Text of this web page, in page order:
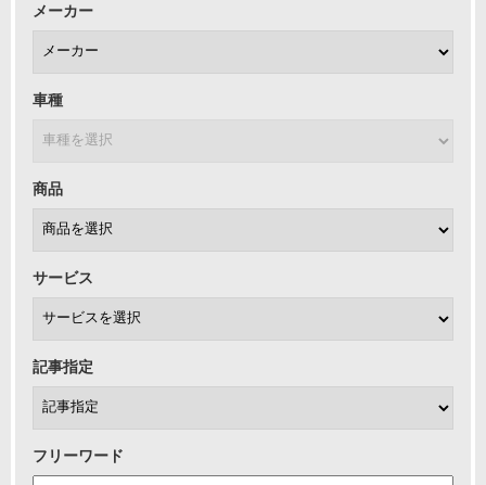
メーカー
車種
商品
サービス
記事指定
フリーワード